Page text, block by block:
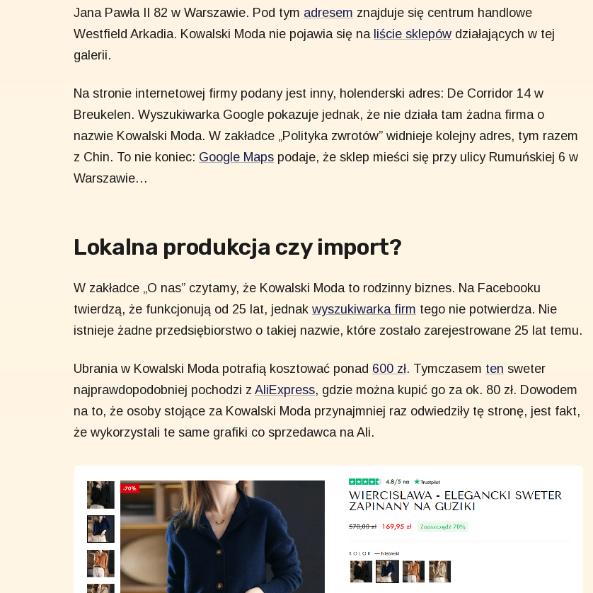
Jana Pawła II 82 w Warszawie. Pod tym adresem znajduje się centrum handlowe
Westfield Arkadia. Kowalski Moda nie pojawia się na liście sklepów działających w tej
galerii.
Na stronie internetowej firmy podany jest inny, holenderski adres: De Corridor 14 w
Breukelen. Wyszukiwarka Google pokazuje jednak, że nie działa tam żadna firma o
nazwie Kowalski Moda. W zakładce „Polityka zwrotów” widnieje kolejny adres, tym razem
z Chin. To nie koniec: Google Maps podaje, że sklep mieści się przy ulicy Rumuńskiej 6 w
Warszawie…
Lokalna produkcja czy import?
W zakładce „O nas” czytamy, że Kowalski Moda to rodzinny biznes. Na Facebooku
twierdzą, że funkcjonują od 25 lat, jednak wyszukiwarka firm tego nie potwierdza. Nie
istnieje żadne przedsiębiorstwo o takiej nazwie, które zostało zarejestrowane 25 lat temu.
Ubrania w Kowalski Moda potrafią kosztować ponad 600 zł. Tymczasem ten sweter
najprawdopodobniej pochodzi z AliExpress, gdzie można kupić go za ok. 80 zł. Dowodem
na to, że osoby stojące za Kowalski Moda przynajmniej raz odwiedziły tę stronę, jest fakt,
że wykorzystali te same grafiki co sprzedawca na Ali.